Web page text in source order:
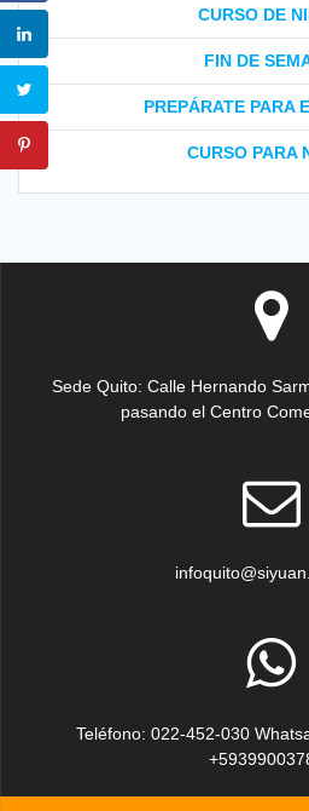
CURSO DE
FIN DE
PREPÁRATE PARA
CURSO PARA
Sede Quito: Calle Hernando
pasando el Centro
Teléfono: 022-452-030